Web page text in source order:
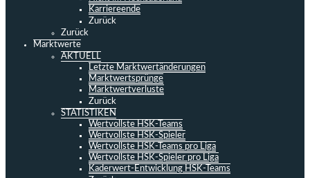
Karriereende
Zurück
Zurück
Marktwerte
AKTUELL
Letzte Marktwertänderungen
Marktwertsprünge
Marktwertverluste
Zurück
STATISTIKEN
Wertvollste HSK-Teams
Wertvollste HSK-Spieler
Wertvollste HSK-Teams pro Liga
Wertvollste HSK-Spieler pro Liga
Kaderwert-Entwicklung HSK-Teams